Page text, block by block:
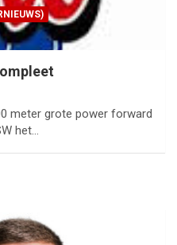
meter grote power forward
het…